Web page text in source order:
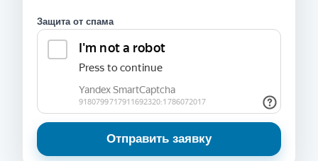
Защита от спама
Отправить заявку